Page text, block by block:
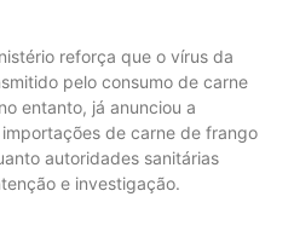
reforça que o vírus da
pelo consumo de carne
entanto, já anunciou a
de carne de frango
autoridades sanitárias
e investigação.